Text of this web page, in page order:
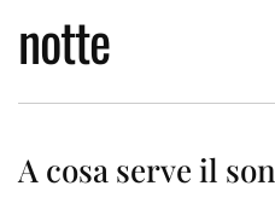
notte
A cosa serve il